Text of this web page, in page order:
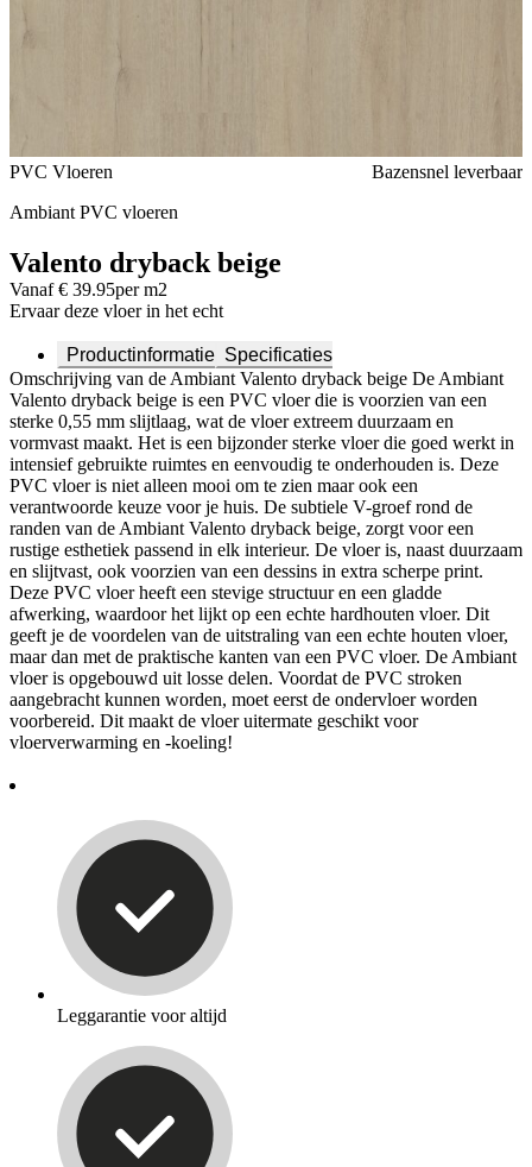
Voeg toe of verwijder Valento dryback beige uit je favorieten
PVC Vloeren
Bazensnel leverbaar
Ambiant PVC vloeren
Valento dryback beige
Vanaf € 39.95per m2
Ervaar deze vloer in het echt
Productinformatie Specificaties
Omschrijving van de Ambiant Valento dryback beige De Ambiant
Valento dryback beige is een PVC vloer die is voorzien van een
sterke 0,55 mm slijtlaag, wat de vloer extreem duurzaam en
vormvast maakt. Het is een bijzonder sterke vloer die goed werkt in
intensief gebruikte ruimtes en eenvoudig te onderhouden is. Deze
PVC vloer is niet alleen mooi om te zien maar ook een
verantwoorde keuze voor je huis. De subtiele V-groef rond de
randen van de Ambiant Valento dryback beige, zorgt voor een
rustige esthetiek passend in elk interieur. De vloer is, naast duurzaam
en slijtvast, ook voorzien van een dessins in extra scherpe print.
Deze PVC vloer heeft een stevige structuur en een gladde
afwerking, waardoor het lijkt op een echte hardhouten vloer. Dit
geeft je de voordelen van de uitstraling van een echte houten vloer,
maar dan met de praktische kanten van een PVC vloer. De Ambiant
vloer is opgebouwd uit losse delen. Voordat de PVC stroken
aangebracht kunnen worden, moet eerst de ondervloer worden
voorbereid. Dit maakt de vloer uitermate geschikt voor
vloerverwarming en -koeling!
Leggarantie voor altijd